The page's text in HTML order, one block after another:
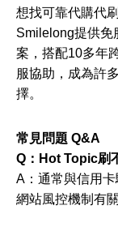
想找可靠代購代
Smilelong提供免
案，搭配10多年
服協助，成為許
擇。
常見問題 Q&A
Q：Hot Topic刷
A：通常與信用
網站風控機制有關